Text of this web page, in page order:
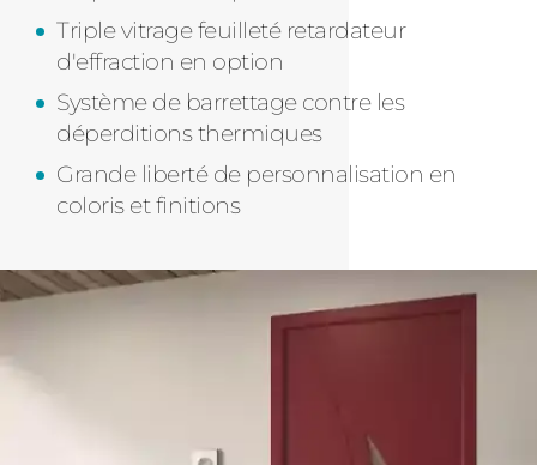
Triple vitrage feuilleté retardateur
d'effraction en option
Système de barrettage contre les
déperditions thermiques
Grande liberté de personnalisation en
coloris et finitions